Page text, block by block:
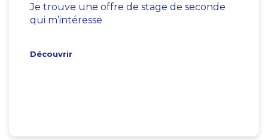
Je trouve une offre de stage de seconde
qui m’intéresse
Découvrir